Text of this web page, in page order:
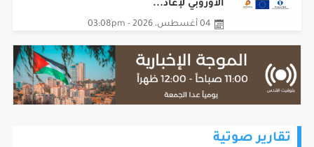
الأوروبي لإعاد...
04 أغسطس، 2026 - 03:08pm
تقارير صوتية